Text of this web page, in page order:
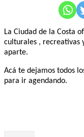
La Ciudad de la Costa
culturales , recreativas
aparte.
Acá te dejamos todos
para ir agendando.